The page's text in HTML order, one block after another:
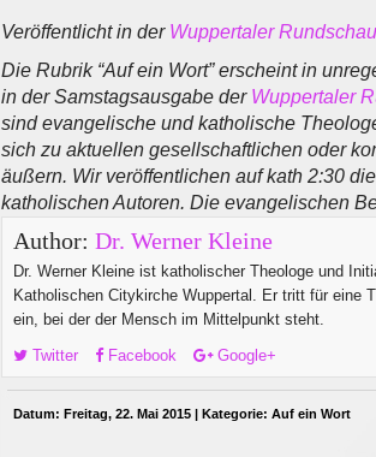
Veröffentlicht in der Wuppertaler Rundschau
Die Rubrik “Auf ein Wort” erscheint in
in der Samstagsausgabe der Wuppertaler
sind evangelische und katholische
sich zu aktuellen gesellschaftlichen oder
äußern. Wir veröffentlichen auf kath 2:30
katholischen Autoren. Die evangelischen
Author:Dr. Werner Kleine
Dr. Werner Kleine ist katholischer Theologe und
Katholischen Citykirche Wuppertal. Er tritt für eine
ein, bei der der Mensch im Mittelpunkt steht.
Twitter
Facebook Google+
Datum: Freitag, 22. Mai 2015 | Kategorie: Auf ein Wort